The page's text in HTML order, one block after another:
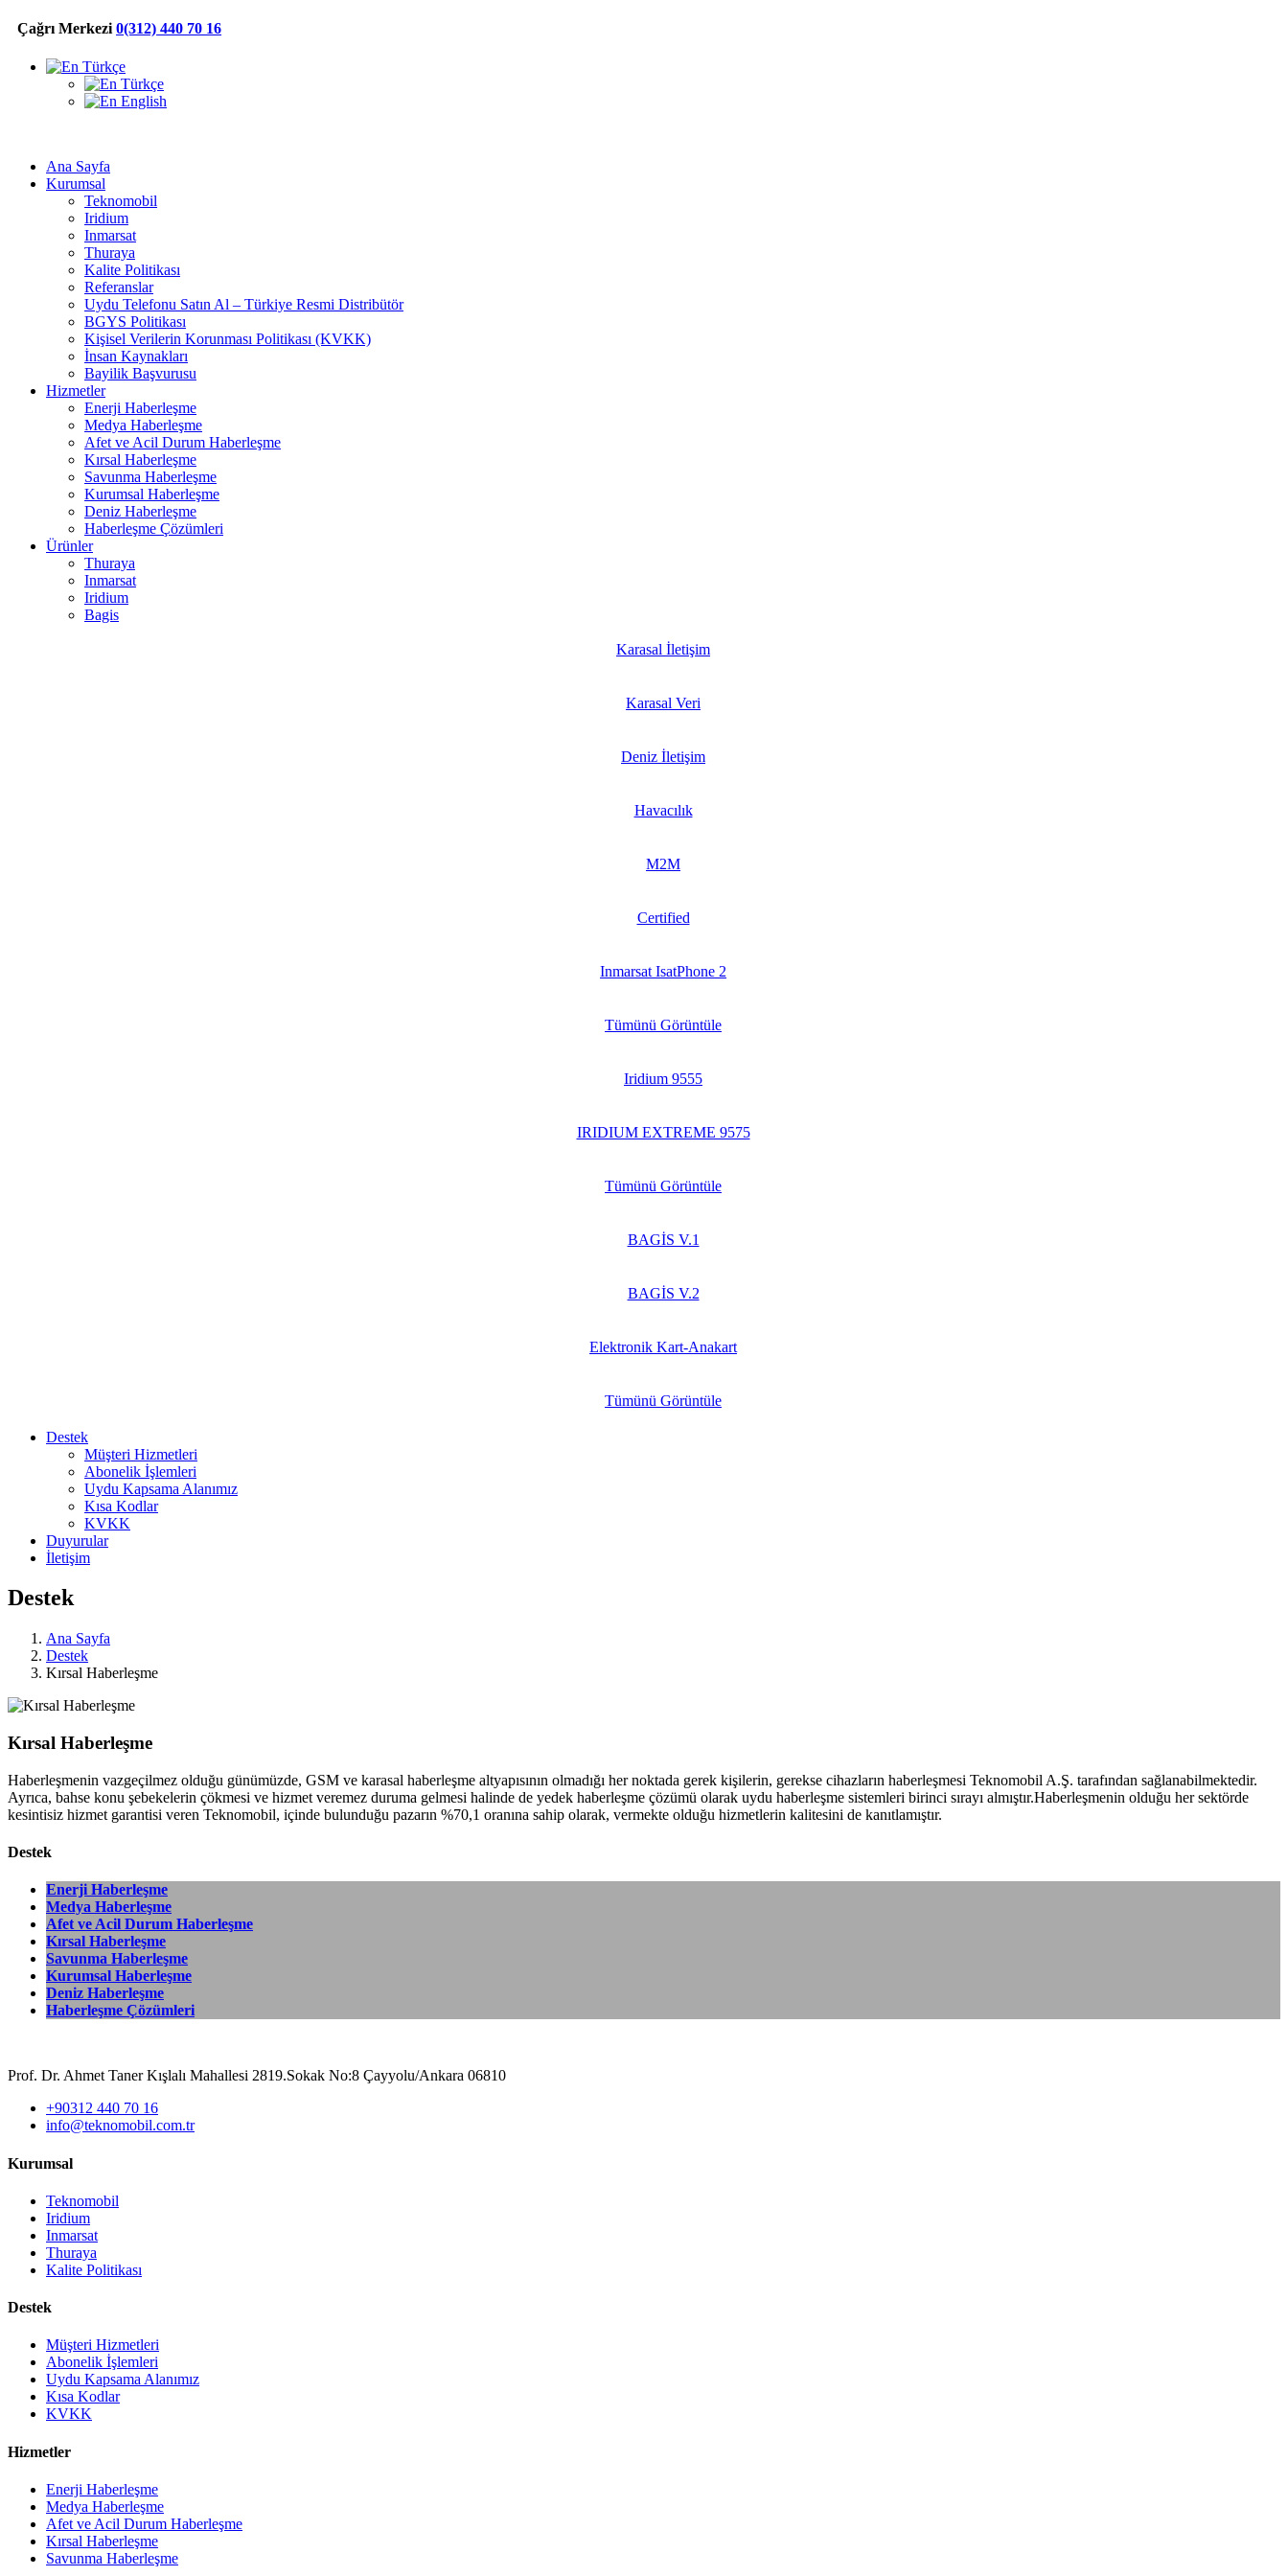
Çağrı Merkezi 0(312) 440 70 16
Türkçe
Türkçe
English
Ana Sayfa
Kurumsal
Teknomobil
Iridium
Inmarsat
Thuraya
Kalite Politikası
Referanslar
Uydu Telefonu Satın Al – Türkiye Resmi Distribütör
BGYS Politikası
Kişisel Verilerin Korunması Politikası (KVKK)
İnsan Kaynakları
Bayilik Başvurusu
Hizmetler
Enerji Haberleşme
Medya Haberleşme
Afet ve Acil Durum Haberleşme
Kırsal Haberleşme
Savunma Haberleşme
Kurumsal Haberleşme
Deniz Haberleşme
Haberleşme Çözümleri
Ürünler
Thuraya
Inmarsat
Iridium
Bagis
Karasal İletişim
Karasal Veri
Deniz İletişim
Havacılık
M2M
Certified
Inmarsat IsatPhone 2
Tümünü Görüntüle
Iridium 9555
IRIDIUM EXTREME 9575
Tümünü Görüntüle
BAGİS V.1
BAGİS V.2
Elektronik Kart-Anakart
Tümünü Görüntüle
Destek
Müşteri Hizmetleri
Abonelik İşlemleri
Uydu Kapsama Alanımız
Kısa Kodlar
KVKK
Duyurular
İletişim
Destek
Ana Sayfa
Destek
Kırsal Haberleşme
Kırsal Haberleşme
Haberleşmenin vazgeçilmez olduğu günümüzde, GSM ve karasal haberleşme altyapısının olmadığı her noktada gerek kişilerin, gerekse cihazların haberleşmesi Teknomobil A.Ş. tarafından sağlanabilmektedir.
Ayrıca, bahse konu şebekelerin çökmesi ve hizmet veremez duruma gelmesi halinde de yedek haberleşme çözümü olarak uydu haberleşme sistemleri birinci sırayı almıştır.Haberleşmenin olduğu her sektörde
kesintisiz hizmet garantisi veren Teknomobil, içinde bulunduğu pazarın %70,1 oranına sahip olarak, vermekte olduğu hizmetlerin kalitesini de kanıtlamıştır.
Destek
Enerji Haberleşme
Medya Haberleşme
Afet ve Acil Durum Haberleşme
Kırsal Haberleşme
Savunma Haberleşme
Kurumsal Haberleşme
Deniz Haberleşme
Haberleşme Çözümleri
Prof. Dr. Ahmet Taner Kışlalı Mahallesi 2819.Sokak No:8 Çayyolu/Ankara 06810
+90312 440 70 16
info@teknomobil.com.tr
Kurumsal
Teknomobil
Iridium
Inmarsat
Thuraya
Kalite Politikası
Destek
Müşteri Hizmetleri
Abonelik İşlemleri
Uydu Kapsama Alanımız
Kısa Kodlar
KVKK
Hizmetler
Enerji Haberleşme
Medya Haberleşme
Afet ve Acil Durum Haberleşme
Kırsal Haberleşme
Savunma Haberleşme